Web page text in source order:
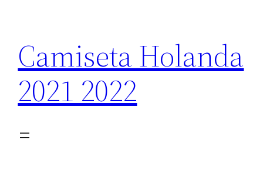
contenido
Camiseta Holanda
2021 2022